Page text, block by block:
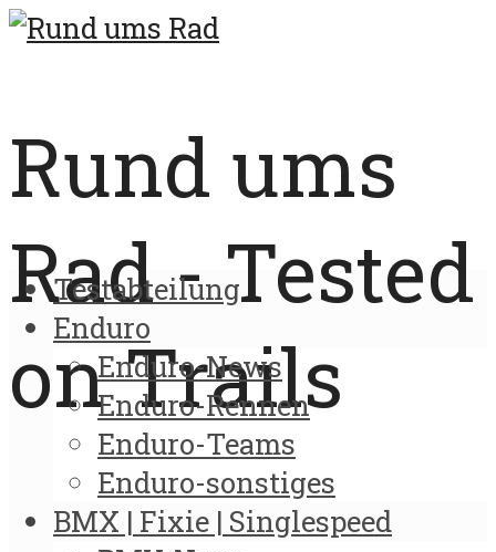
Rund ums
Rad - Tested
on Trails
Testabteilung
Enduro
Enduro-News
Enduro-Rennen
Enduro-Teams
Enduro-sonstiges
BMX | Fixie | Singlespeed